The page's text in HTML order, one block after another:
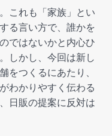
これも「家族」とい
る言い方で、誰かを
ではないかと内心ひ
しかし、今回は新し
をつくるにあたり、
わかりやすく伝わる
日販の提案に反対は